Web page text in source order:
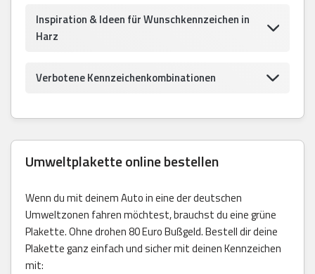
Inspiration & Ideen für Wunschkennzeichen in
Harz
Verbotene Kennzeichenkombinationen
Umweltplakette online bestellen
Wenn du mit deinem Auto in eine der deutschen
Umweltzonen fahren möchtest, brauchst du eine grüne
Plakette. Ohne drohen 80 Euro Bußgeld. Bestell dir deine
Plakette ganz einfach und sicher mit deinen Kennzeichen
mit: